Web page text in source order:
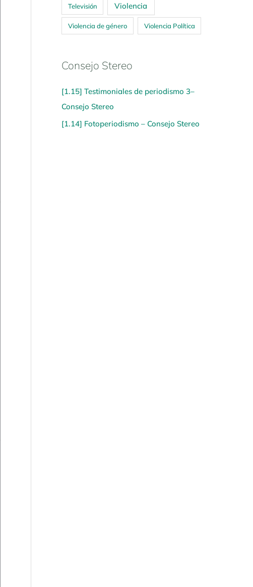
Televisión Violencia
Violencia de género Violencia Política
Consejo Stereo
[1.15] Testimoniales de periodismo 3–
Consejo Stereo
[1.14] Fotoperiodismo – Consejo Stereo